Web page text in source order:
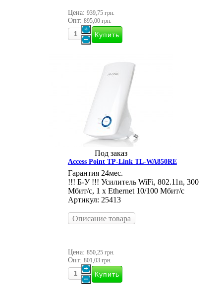
Цена: 939,75 грн.
Опт: 895,00 грн.
Под заказ
Access Point TP-Link TL-WA850RE
Гарантия 24мес.
!!! Б-У !!! Усилитель WiFi, 802.11n, 300
Мбит/с, 1 x Ethernet 10/100 Мбит/с
Артикул: 25413
Описание товара
Цена: 850,25 грн.
Опт: 801,03 грн.